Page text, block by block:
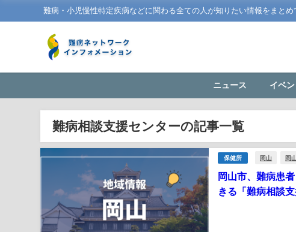
難病・小児慢性特定疾病などに関わる全ての人が知りたい情報をまとめ
ニュース イベン
難病相談支援センターの記事一覧
保健所 岡山 岡
岡山市、難病患
きる「難病相談支